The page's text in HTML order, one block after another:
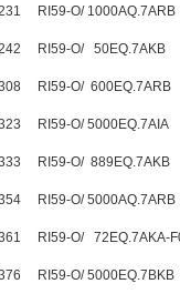
RI59-O/ 1000AQ.7ARB
RI59-O/ 50EQ.7AKB
RI59-O/ 600EQ.7ARB
RI59-O/ 5000EQ.7AIA
RI59-O/ 889EQ.7AKB
RI59-O/ 5000AQ.7ARB
RI59-O/ 72EQ.7AKA-
RI59-O/ 5000EQ.7BKB